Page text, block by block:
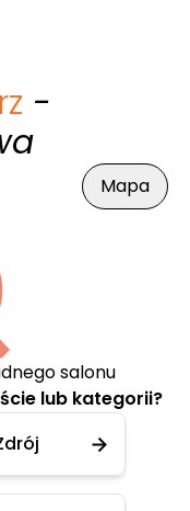
-
Mapa
salonu
lub kategorii?